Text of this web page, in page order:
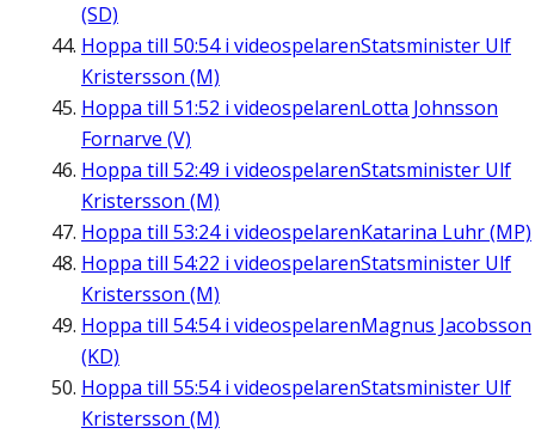
(SD)
Hoppa till 50:54i videospelarenStatsminister Ulf
Kristersson (M)
Hoppa till 51:52 i videospelarenLotta Johnsson
Fornarve (V)
Hoppa till 52:49 i videospelarenStatsminister Ulf
Kristersson (M)
Hoppa till 53:24i videospelarenKatarina Luhr (MP)
Hoppa till 54:22 i videospelarenStatsminister Ulf
Kristersson (M)
Hoppa till 54:54i videospelarenMagnus Jacobsson
(KD)
Hoppa till 55:54i videospelarenStatsminister Ulf
Kristersson (M)